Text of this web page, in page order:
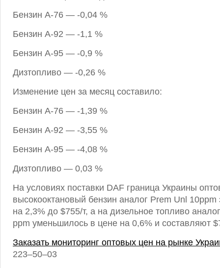
Бензин А-76 — -0,04 %
Бензин А-92 — -1,1 %
Бензин А-95 — -0,9 %
Дизтопливо — -0,26 %
Изменение цен за месяц составило:
Бензин А-76 — -1,39 %
Бензин А-92 — -3,55 %
Бензин А-95 — -4,08 %
Дизтопливо — 0,03 %
На условиях поставки DAF граница Украины
высокооктановый бензин аналог Prem Unl
на 2,3% до $755/т, а на дизельное топливо
ppm уменьшилось в цене на 0,6% и составляют
Заказать мониторинг оптовых цен на рынке
223–50–03